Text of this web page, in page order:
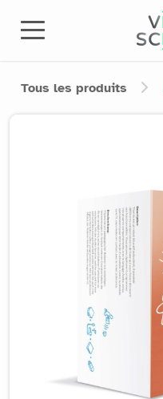
Tous les produits